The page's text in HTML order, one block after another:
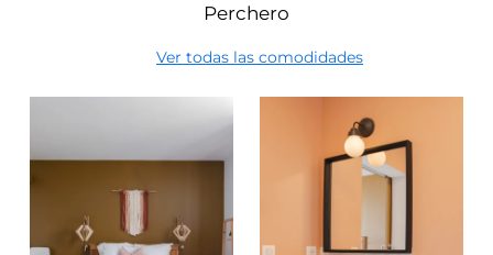
Perchero
Ver todas las comodidades